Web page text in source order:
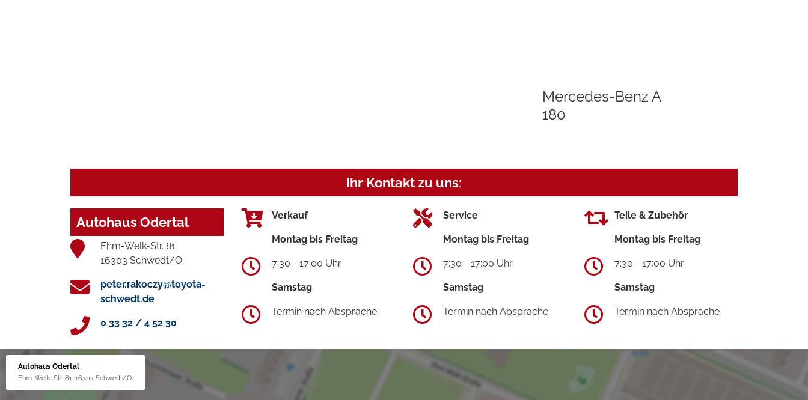
Mercedes-Benz A
180
Ihr Kontakt zu uns:
Autohaus Odertal
Ehm-Welk-Str. 81
16303 Schwedt/O.
peter.rakoczy@toyota-
schwedt.de
0 33 32 / 4 52 30
Verkauf
Montag bis Freitag
7:30 - 17:00 Uhr
Samstag
Termin nach Absprache
Service
Montag bis Freitag
7:30 - 17:00 Uhr
Samstag
Termin nach Absprache
Teile & Zubehör
Montag bis Freitag
7:30 - 17:00 Uhr
Samstag
Termin nach Absprache
Autohaus Odertal
Ehm-Welk-Str. 81, 16303 Schwedt/O.